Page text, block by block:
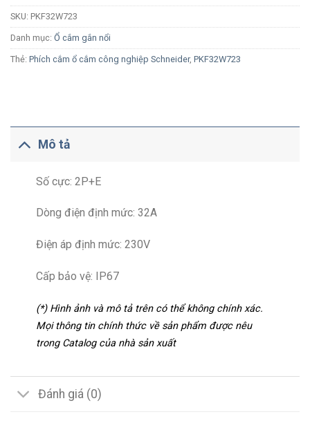
SKU: PKF32W723
Danh mục: Ổ cắm gắn nổi
Thẻ: Phích cắm ổ cắm công nghiệp Schneider, PKF32W723
Mô tả
Số cực: 2P+E
Dòng điện định mức: 32A
Điện áp định mức: 230V
Cấp bảo vệ: IP67
(*) Hình ảnh và mô tả trên có thể không chính xác.
Mọi thông tin chính thức về sản phẩm được nêu
trong Catalog của nhà sản xuất
Đánh giá (0)